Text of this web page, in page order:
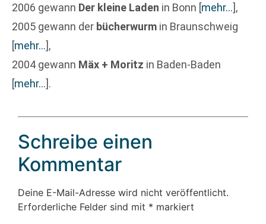
2006 gewann Der kleine Laden in Bonn [mehr…],
2005 gewann der bücherwurm in Braunschweig
[mehr…],
2004 gewann Mäx + Moritz in Baden-Baden
[mehr…].
Schreibe einen
Kommentar
Deine E-Mail-Adresse wird nicht veröffentlicht.
Erforderliche Felder sind mit * markiert